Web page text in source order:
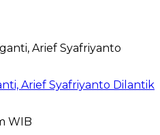
Arief Syafriyanto Dilantik
WIB